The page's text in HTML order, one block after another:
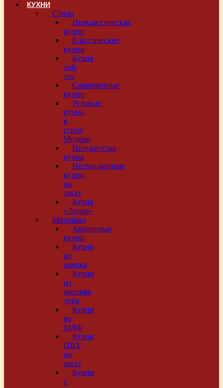
КУХНИ
Стиль
Неоклассические
кухни
Классические
кухни
Кухня
хай-
тек
Современные
кухни
Угловые
кухни
в
стиле
Модерн
Полукруглая
кухня
Нестандартные
кухни
на
заказ
Кухня
«Леона»
Материал
Акриловые
кухни
Кухни
из
алвика
Кухни
из
массива
дуба
Кухни
из
МДФ
Кухни
ПВХ
на
заказ
Кухни
с